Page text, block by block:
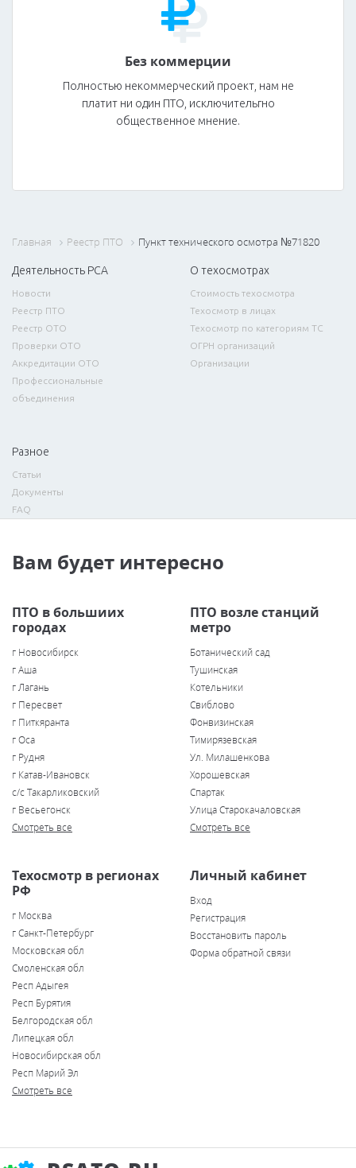
Без коммерции
Полностью некоммерческий проект, нам не
платит ни один ПТО, исключительгно
общественное мнение.
Главная Реестр ПТО Пункт технического осмотра №71820
Деятельность РСА
Новости
Реестр ПТО
Реестр ОТО
Проверки ОТО
Аккредитации ОТО
Профессиональные
объединения
О техосмотрах
Стоимость техосмотра
Техосмотр в лицах
Техосмотр по категориям ТС
ОГРН организаций
Организации
Разное
Статьи
Документы
FAQ
Вам будет интересно
ПТО в большиих
городах
г Новосибирск
г Аша
г Лагань
г Пересвет
г Питкяранта
г Оса
г Рудня
г Катав-Ивановск
с/с Такарликовский
г Весьегонск
Смотреть все
ПТО возле станций
метро
Ботанический сад
Тушинская
Котельники
Свиблово
Фонвизинская
Тимирязевская
Ул. Милашенкова
Хорошевская
Спартак
Улица Старокачаловская
Смотреть все
Техосмотр в регионах
РФ
г Москва
г Санкт-Петербург
Московская обл
Смоленская обл
Респ Адыгея
Респ Бурятия
Белгородская обл
Липецкая обл
Новосибирская обл
Респ Марий Эл
Смотреть все
Личный кабинет
Вход
Регистрация
Восстановить пароль
Форма обратной связи